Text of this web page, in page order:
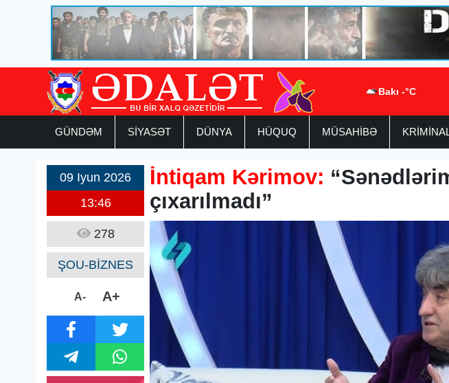
Bakı -°C
GÜNDƏM SİYASƏT DÜNYA HÜQUQ MÜSAHİBƏ
09 Iyun 2026
13:46
278
ŞOU-BİZNES
A- A+
İntiqam Kərimov:
çıxarılmadı”